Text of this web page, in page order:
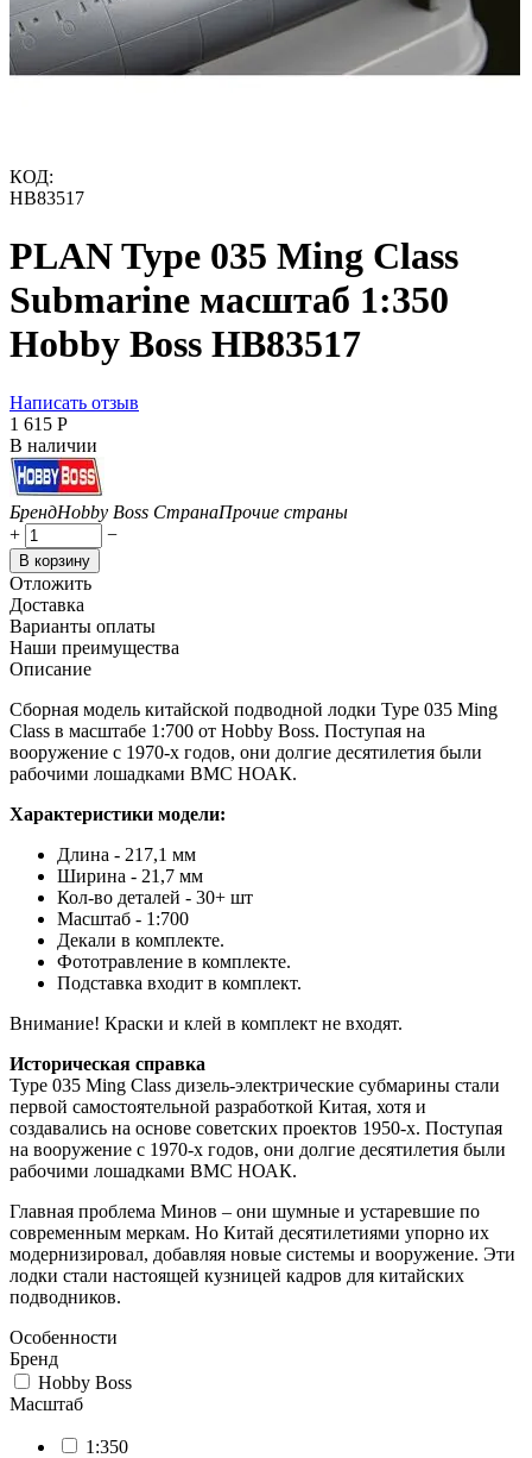
КОД:
HB83517
PLAN Type 035 Ming Class
Submarine масштаб 1:350
Hobby Boss HB83517
Написать отзыв
1 615 Р
В наличии
БрендHobby Boss СтранаПрочие страны
+
−
В корзину
Отложить
Доставка
Варианты оплаты
Наши преимущества
Описание
Сборная модель китайской подводной лодки Type 035 Ming
Class в масштабе 1:700 от Hobby Boss. Поступая на
вооружение с 1970-х годов, они долгие десятилетия были
рабочими лошадками ВМС НОАК.
Характеристики модели:
Длина - 217,1 мм
Ширина - 21,7 мм
Кол-во деталей - 30+ шт
Масштаб - 1:700
Декали в комплекте.
Фототравление в комплекте.
Подставка входит в комплект.
Внимание! Краски и клей в комплект не входят.
Историческая справка
Type 035 Ming Class дизель-электрические субмарины стали
первой самостоятельной разработкой Китая, хотя и
создавались на основе советских проектов 1950-х. Поступая
на вооружение с 1970-х годов, они долгие десятилетия были
рабочими лошадками ВМС НОАК.
Главная проблема Минов – они шумные и устаревшие по
современным меркам. Но Китай десятилетиями упорно их
модернизировал, добавляя новые системы и вооружение. Эти
лодки стали настоящей кузницей кадров для китайских
подводников.
Особенности
Бренд
Hobby Boss
Масштаб
1:350